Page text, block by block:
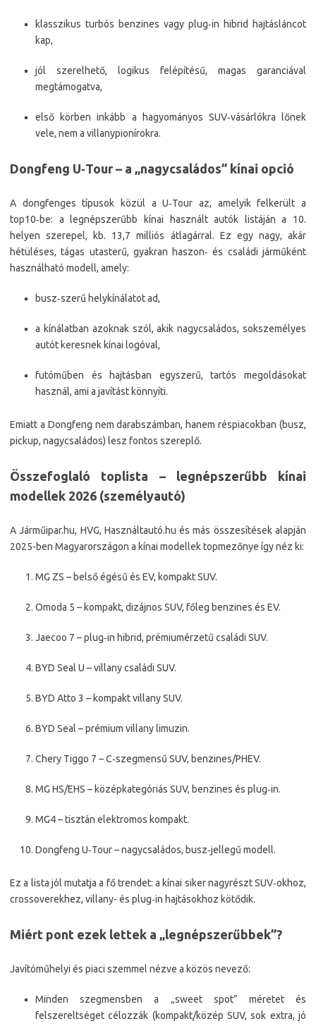
klasszikus turbós benzines vagy plug‑in hibrid hajtásláncot
kap,
jól szerelhető, logikus felépítésű, magas garanciával
megtámogatva,
első körben inkább a hagyományos SUV‑vásárlókra lőnek
vele, nem a villanypionírokra.
Dongfeng U‑Tour – a „nagycsaládos” kínai opció
A dongfenges típusok közül a U‑Tour az, amelyik felkerült a
top10‑be: a legnépszerűbb kínai használt autók listáján a 10.
helyen szerepel, kb. 13,7 milliós átlagárral. Ez egy nagy, akár
hétüléses, tágas utasterű, gyakran haszon‑ és családi járműként
használható modell, amely:​
busz‑szerű helykínálatot ad,
a kínálatban azoknak szól, akik nagycsaládos, sokszemélyes
autót keresnek kínai logóval,
futóműben és hajtásban egyszerű, tartós megoldásokat
használ, ami a javítást könnyíti.
Emiatt a Dongfeng nem darabszámban, hanem réspiacokban (busz,
pickup, nagycsaládos) lesz fontos szereplő.
Összefoglaló toplista – legnépszerűbb kínai
modellek 2026 (személyautó)
A Járműipar.hu, HVG, Használtautó.hu és más összesítések alapján
2025-ben Magyarországon a kínai modellek topmezőnye így néz ki:​
MG ZS – belső égésű és EV, kompakt SUV.
Omoda 5 – kompakt, dizájnos SUV, főleg benzines és EV.
Jaecoo 7 – plug‑in hibrid, prémiumérzetű családi SUV.
BYD Seal U – villany családi SUV.
BYD Atto 3 – kompakt villany SUV.
BYD Seal – prémium villany limuzin.
Chery Tiggo 7 – C‑szegmensű SUV, benzines/PHEV.
MG HS/EHS – középkategóriás SUV, benzines és plug‑in.
MG4 – tisztán elektromos kompakt.
Dongfeng U‑Tour – nagycsaládos, busz‑jellegű modell.
Ez a lista jól mutatja a fő trendet: a kínai siker nagyrészt SUV‑okhoz,
crossoverekhez, villany- és plug‑in hajtásokhoz kötődik.
Miért pont ezek lettek a „legnépszerűbbek”?
Javítóműhelyi és piaci szemmel nézve a közös nevező:
Minden szegmensben a „sweet spot” méretet és
felszereltséget célozzák (kompakt/közép SUV, sok extra, jó